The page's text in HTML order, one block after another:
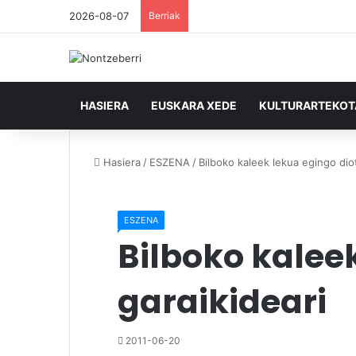
2026-08-07 Berriak
HASIERA EUSKARA XEDE
Hasiera / ESZENA / Bilboko kaleek lekua egingo
ESZENA
Bilboko
garaikideari
2011-06-20